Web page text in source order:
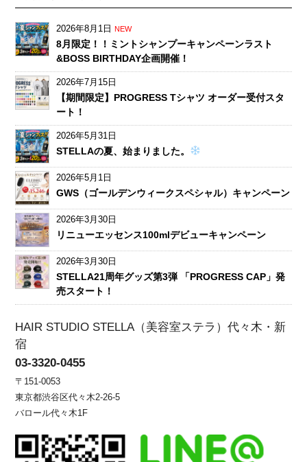
2026年8月1日 NEW
8月限定！！ミントシャンプーキャンペーンラスト
&BOSS BIRTHDAY企画開催！
2026年7月15日
【期間限定】PROGRESS Tシャツ オーダー受付スタ
ート！
2026年5月31日
STELLAの夏、始まりました。
2026年5月1日
GWS（ゴールデンウィークスペシャル）キャンペーン
2026年3月30日
リニューエッセンス100mlデビューキャンペーン
2026年3月30日
STELLA21周年グッズ第3弾 「PROGRESS CAP」発
売スタート！
HAIR STUDIO STELLA（美容室ステラ）代々木・新
宿
03-3320-0455
〒151-0053
東京都渋谷区代々木2-26-5
バロール代々木1F